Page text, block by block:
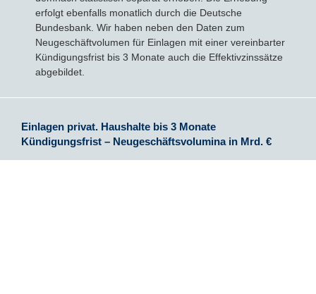
erfolgt ebenfalls monatlich durch die Deutsche
Bundesbank. Wir haben neben den Daten zum
Neugeschäftvolumen für Einlagen mit einer vereinbarter
Kündigungsfrist bis 3 Monate auch die Effektivzinssätze
abgebildet.
Einlagen privat. Haushalte bis 3 Monate
Kündigungsfrist – Neugeschäftsvolumina in Mrd. €